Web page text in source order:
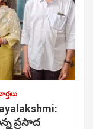
ప్రసాద